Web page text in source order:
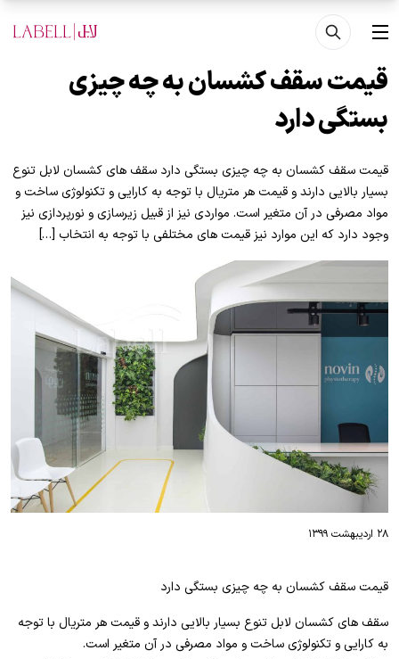
رفتن به محتوای اصلی
منو
قیمت سقف کشسان به چه چیزی
بستگی دارد
قیمت سقف کشسان به چه چیزی بستگی دارد سقف های کشسان لابل تنوع
بسیار بالایی دارند و قیمت هر متریال با توجه به کارایی و تکنولوژی ساخت و
مواد مصرفی در آن متغیر است. مواردی نیز از قبیل زیرسازی و نورپردازی نیز
وجود دارد که این موارد نیز قیمت های مختلفی با توجه به انتخاب […]
۲۸ اردیبهشت ۱۳۹۹
قیمت سقف کشسان به چه چیزی بستگی دارد
سقف های کشسان لابل تنوع بسیار بالایی دارند و قیمت هر متریال با توجه
به کارایی و تکنولوژی ساخت و مواد مصرفی در آن متغیر است.